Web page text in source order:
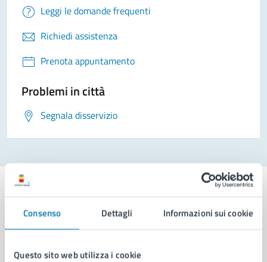
Consenso Dettagli Informazioni sui cookie
Questo sito web utilizza i cookie
Leggi le domande frequenti
Richiedi assistenza
Prenota appuntamento
Problemi in città
Segnala disservizio
Comune di Napoli